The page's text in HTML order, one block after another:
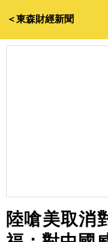
＜東森財經新聞
陸嗆美取消